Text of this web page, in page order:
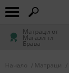
Матраци от
Магазини
Брава
Начало Матраци